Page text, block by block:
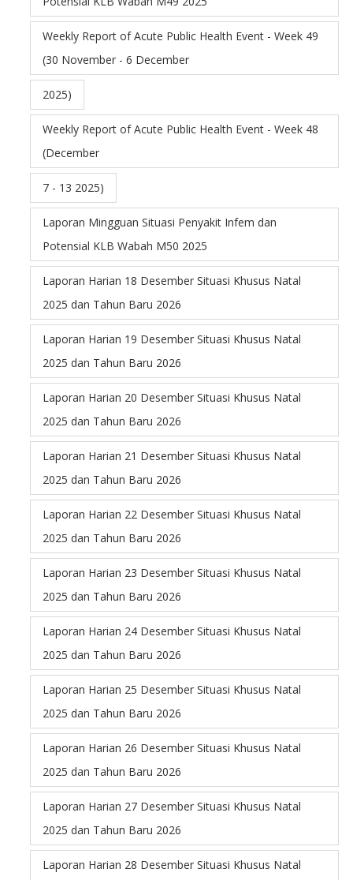
Weekly Report of Acute Public Health Event - Week 49
(30 November - 6 December
2025)
Weekly Report of Acute Public Health Event - Week 48
(December
7 - 13 2025)
Laporan Mingguan Situasi Penyakit Infem dan
Potensial KLB Wabah M50 2025
Laporan Harian 18 Desember Situasi Khusus Natal
2025 dan Tahun Baru 2026
Laporan Harian 19 Desember Situasi Khusus Natal
2025 dan Tahun Baru 2026
Laporan Harian 20 Desember Situasi Khusus Natal
2025 dan Tahun Baru 2026
Laporan Harian 21 Desember Situasi Khusus Natal
2025 dan Tahun Baru 2026
Laporan Harian 22 Desember Situasi Khusus Natal
2025 dan Tahun Baru 2026
Laporan Harian 23 Desember Situasi Khusus Natal
2025 dan Tahun Baru 2026
Laporan Harian 24 Desember Situasi Khusus Natal
2025 dan Tahun Baru 2026
Laporan Harian 25 Desember Situasi Khusus Natal
2025 dan Tahun Baru 2026
Laporan Harian 26 Desember Situasi Khusus Natal
2025 dan Tahun Baru 2026
Laporan Harian 27 Desember Situasi Khusus Natal
2025 dan Tahun Baru 2026
Laporan Harian 28 Desember Situasi Khusus Natal